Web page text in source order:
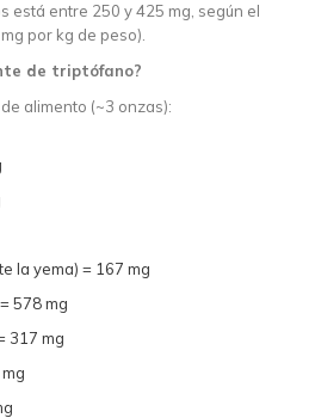
está entre 250 y 425 mg, según el
por kg de peso).
de triptófano?
alimento (~3 onzas):
la yema) = 167 mg
578 mg
317 mg